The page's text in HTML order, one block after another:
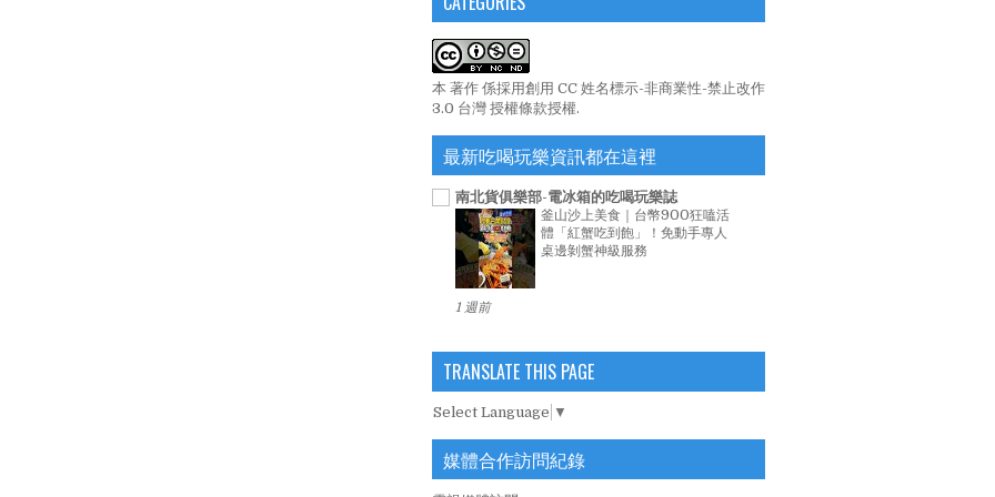
本 著作 係採用創用 CC 姓名標示-非商業性-禁止改作
3.0 台灣 授權條款授權.
最新吃喝玩樂資訊都在這裡
南北貨俱樂部-電冰箱的吃喝玩樂誌
釜山沙上美食｜台幣900狂嗑活
體「紅蟹吃到飽」！免動手專人
桌邊剝蟹神級服務
1 週前
TRANSLATE THIS PAGE
Select Language ▼
媒體合作訪問紀錄